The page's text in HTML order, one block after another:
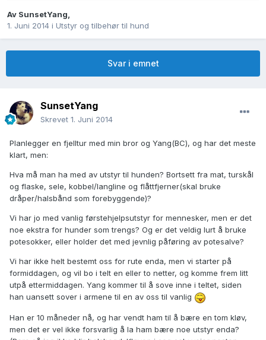
Av SunsetYang,
1. Juni 2014 i Utstyr og tilbehør til hund
Svar i emnet
SunsetYang
Skrevet 1. Juni 2014
Planlegger en fjelltur med min bror og Yang(BC), og har det meste
klart, men:
Hva må man ha med av utstyr til hunden? Bortsett fra mat, turskål
og flaske, sele, kobbel/langline og flåttfjerner(skal bruke
dråper/halsbånd som forebyggende)?
Vi har jo med vanlig førstehjelpsutstyr for mennesker, men er det
noe ekstra for hunder som trengs? Og er det veldig lurt å bruke
potesokker, eller holder det med jevnlig påføring av potesalve?
Vi har ikke helt bestemt oss for rute enda, men vi starter på
formiddagen, og vil bo i telt en eller to netter, og komme frem litt
utpå ettermiddagen. Yang kommer til å sove inne i teltet, siden
han uansett sover i armene til en av oss til vanlig
Han er 10 måneder nå, og har vendt ham til å bære en tom kløv,
men det er vel ikke forsvarlig å la ham bære noe utstyr enda?